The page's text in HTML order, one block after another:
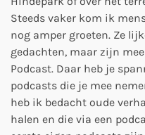
Steeds vaker kom ik
nog amper groeten. Ze
gedachten, maar zijn
Podcast. Daar heb je
podcasts die je mee
heb ik bedacht oude
halen en die via een